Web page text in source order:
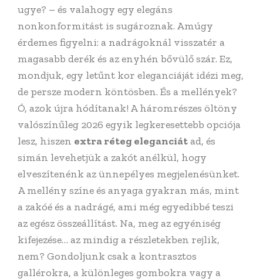
ugye? – és valahogy egy elegáns
nonkonformitást is sugároznak. Amúgy
érdemes figyelni: a nadrágoknál visszatér a
magasabb derék és az enyhén bővülő szár. Ez,
mondjuk, egy letűnt kor eleganciáját idézi meg,
de persze modern köntösben. És a mellények?
Ó, azok újra hódítanak! A háromrészes öltöny
valószínűleg 2026 egyik legkeresettebb opciója
lesz, hiszen extra réteg eleganciátad, és
simán levehetjük a zakót anélkül, hogy
elveszítenénk az ünnepélyes megjelenésünket.
A mellény színe és anyaga gyakran más, mint
a zakóé és a nadrágé, ami még egyedibbé teszi
az egész összeállítást. Na, meg az egyéniség
kifejezése… az mindig a részletekben rejlik,
nem? Gondoljunk csak a kontrasztos
gallérokra, a különleges gombokra vagy a